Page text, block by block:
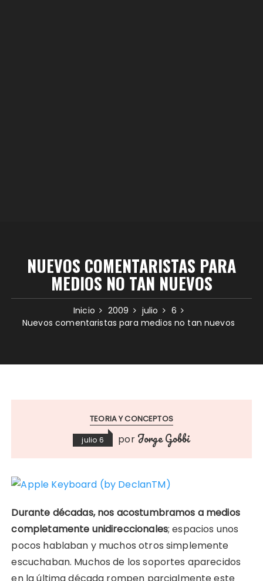
NUEVOS COMENTARISTAS PARA
MEDIOS NO TAN NUEVOS
Inicio 2009 julio
6
Nuevos comentaristas para medios no tan nuevos
TEORIA Y CONCEPTOS
julio 6 por Jorge Gobbi
Durante décadas, nos acostumbramos a medios
completamente unidireccionales; espacios unos
pocos hablaban y muchos otros simplemente
escuchaban. Muchos de los soportes aparecidos
en la última década rompen parcialmente este